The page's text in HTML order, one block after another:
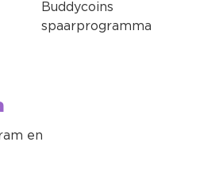
Buddycoins
spaarprogramma
en